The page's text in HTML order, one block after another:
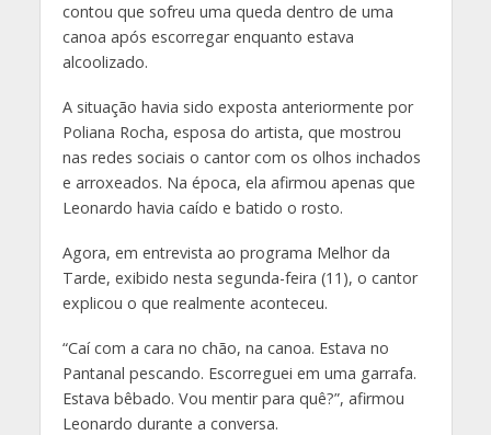
contou que sofreu uma queda dentro de uma
canoa após escorregar enquanto estava
alcoolizado.
A situação havia sido exposta anteriormente por
Poliana Rocha, esposa do artista, que mostrou
nas redes sociais o cantor com os olhos inchados
e arroxeados. Na época, ela afirmou apenas que
Leonardo havia caído e batido o rosto.
Agora, em entrevista ao programa Melhor da
Tarde, exibido nesta segunda-feira (11), o cantor
explicou o que realmente aconteceu.
“Caí com a cara no chão, na canoa. Estava no
Pantanal pescando. Escorreguei em uma garrafa.
Estava bêbado. Vou mentir para quê?”, afirmou
Leonardo durante a conversa.